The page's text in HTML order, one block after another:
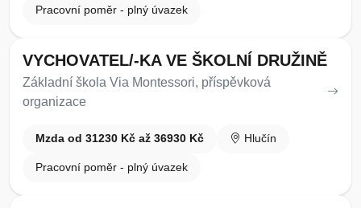
Pracovní poměr - plný úvazek
VYCHOVATEL/-KA VE ŠKOLNÍ DRUŽINĚ
Základní škola Via Montessori, příspěvková
organizace
Mzda od 31230 Kč až 36930 Kč Hlučín
Pracovní poměr - plný úvazek